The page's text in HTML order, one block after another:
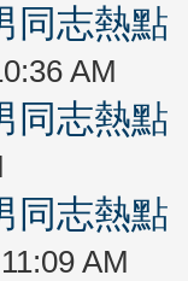
同志熱
AM
同志熱
同志熱
AM